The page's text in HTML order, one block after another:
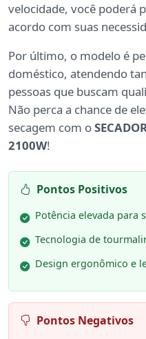
velocidade, você poderá
acordo com suas
Por último, o modelo é
doméstico, atendendo
pessoas que buscam
Não perca a chance de
secagem com o
2100W!
Pontos Positivos
Potência elevada para
Tecnologia de
Design ergonômico e
Pontos Negativos